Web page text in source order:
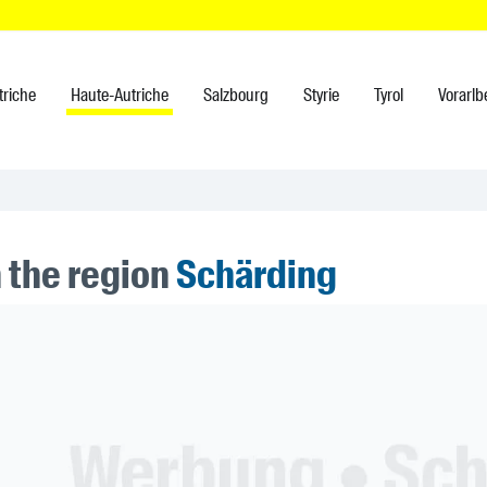
Haute-Autriche Salzbourg Styrie Tyrol
the regionSchärding